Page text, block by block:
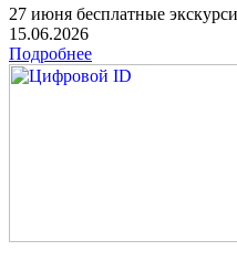
27 июня бесплатные
15.06.2026
Подробнее